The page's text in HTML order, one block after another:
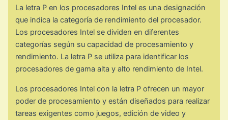
La letra P en los procesadores Intel es una designación
que indica la categoría de rendimiento del procesador.
Los procesadores Intel se dividen en diferentes
categorías según su capacidad de procesamiento y
rendimiento. La letra P se utiliza para identificar los
procesadores de gama alta y alto rendimiento de Intel.
Los procesadores Intel con la letra P ofrecen un mayor
poder de procesamiento y están diseñados para realizar
tareas exigentes como juegos, edición de video y